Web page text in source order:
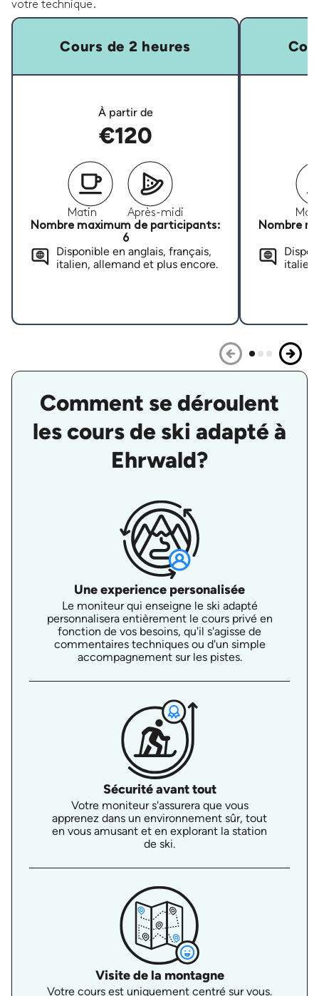
votre technique.
Cours de 2 heures
À partir de
€120
Matin
Après-midi
Nombre maximum de participants:
6
Disponible en anglais, français,
italien, allemand et plus encore.
Nombre
Comment se déroulent
les cours de ski adapté à
Ehrwald?
Une experience personalisée
Le moniteur qui enseigne le ski adapté
personnalisera entièrement le cours privé en
fonction de vos besoins, qu'il s'agisse de
commentaires techniques ou d'un simple
accompagnement sur les pistes.
Sécurité avant tout
Votre moniteur s'assurera que vous
apprenez dans un environnement sûr, tout
en vous amusant et en explorant la station
de ski.
Visite de la montagne
Votre cours est uniquement centré sur vous.